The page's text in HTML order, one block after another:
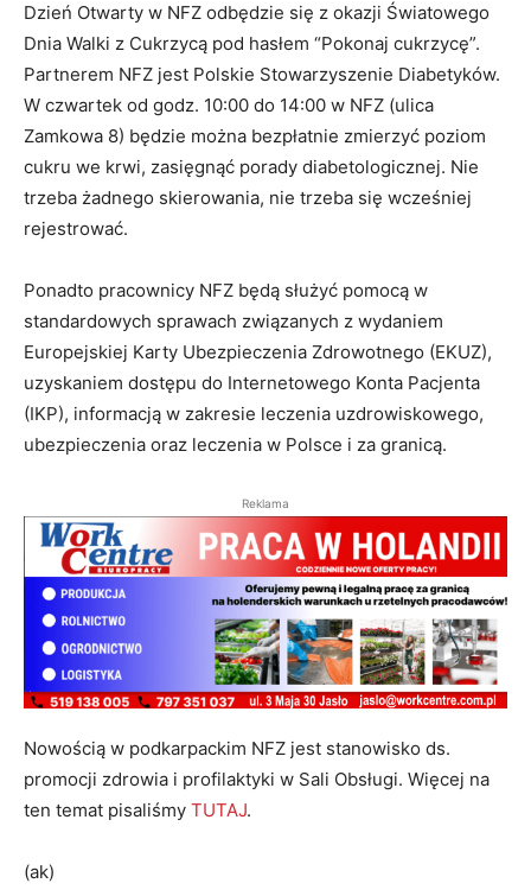
Dzień Otwarty w NFZ odbędzie się z okazji Światowego
Dnia Walki z Cukrzycą pod hasłem “Pokonaj cukrzycę”.
Partnerem NFZ jest Polskie Stowarzyszenie Diabetyków.
W czwartek od godz. 10:00 do 14:00 w NFZ (ulica
Zamkowa 8) będzie można bezpłatnie zmierzyć poziom
cukru we krwi, zasięgnąć porady diabetologicznej. Nie
trzeba żadnego skierowania, nie trzeba się wcześniej
rejestrować.
Ponadto pracownicy NFZ będą służyć pomocą w
standardowych sprawach związanych z wydaniem
Europejskiej Karty Ubezpieczenia Zdrowotnego (EKUZ),
uzyskaniem dostępu do Internetowego Konta Pacjenta
(IKP), informacją w zakresie leczenia uzdrowiskowego,
ubezpieczenia oraz leczenia w Polsce i za granicą.
Reklama
Nowością w podkarpackim NFZ jest stanowisko ds.
promocji zdrowia i profilaktyki w Sali Obsługi. Więcej na
ten temat pisaliśmy TUTAJ.
(ak)